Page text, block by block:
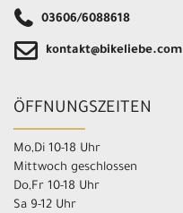
03606/6088618
kontakt@bikeliebe.com
ÖFFNUNGSZEITEN
Mo,Di 10-18 Uhr
Mittwoch geschlossen
Do,Fr 10-18 Uhr
Sa 9-12 Uhr